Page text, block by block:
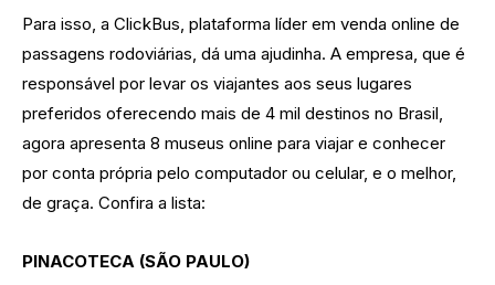
Para isso, a ClickBus, plataforma líder em venda online de
passagens rodoviárias, dá uma ajudinha. A empresa, que é
responsável por levar os viajantes aos seus lugares
preferidos oferecendo mais de 4 mil destinos no Brasil,
agora apresenta 8 museus online para viajar e conhecer
por conta própria pelo computador ou celular, e o melhor,
de graça. Confira a lista:
PINACOTECA (SÃO PAULO)